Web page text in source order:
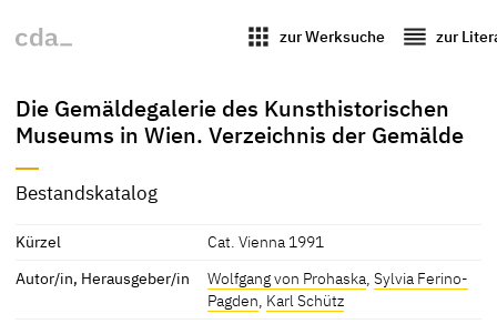
apps zur Werksuche reorder zur
Die Gemäldegalerie des Kunsthistorischen
Museums in Wien. Verzeichnis der Gemälde
Bestandskatalog
Kürzel
Cat. Vienna 1991
Autor/in, Herausgeber/in
Wolfgang von Prohaska,Sylvia Ferino-
Pagden, Karl Schütz